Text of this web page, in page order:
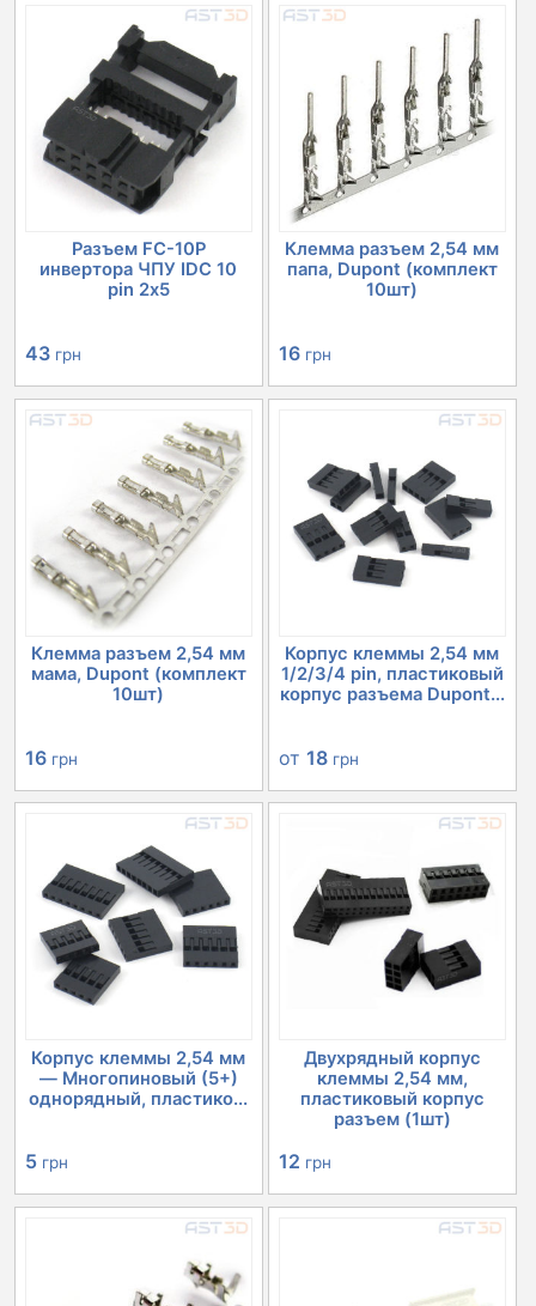
Разъем FC-10P
инвертора ЧПУ IDC 10
pin 2х5
43 грн
Клемма разъем 2,54 мм
папа, Dupont (комплект
10шт)
16 грн
Клемма разъем 2,54 мм
мама, Dupont (комплект
10шт)
16 грн
Корпус клеммы 2,54 мм
1/2/3/4 pin, пластиковый
корпус разъема Dupont...
от 18 грн
Корпус клеммы 2,54 мм
— Многопиновый (5+)
однорядный, пластико...
5 грн
Двухрядный корпус
клеммы 2,54 мм,
пластиковый корпус
разъем (1шт)
12 грн